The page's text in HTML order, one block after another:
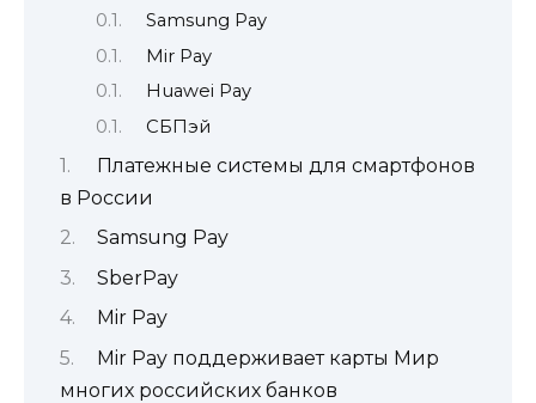
Samsung Pay
Mir Pay
Huawei Pay
СБПэй
Платежные системы для смартфонов
в России
Samsung Pay
SberPay
Mir Pay
Mir Pay поддерживает карты Мир
многих российских банков